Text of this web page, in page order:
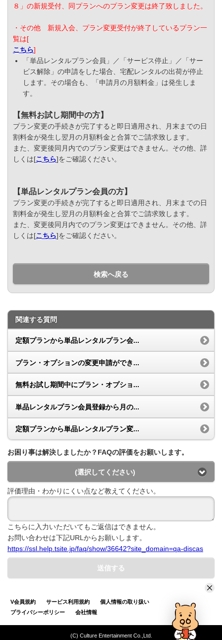
８」の新規受付、同プランへのプラン変更は終了致しました。
・その他 新規入会、プラン変更受付が終了しているプラン一
覧は[
こちら]
「単品レンタルプラン会員」／「サービス停止」／「サー
ビス解除」の申請をした場合、宅配レンタルの出荷が停止
します。その場合も、「申請月の月額料金」は発生しま
す。
【無料お試し期間中の方】
プラン変更の手続きが完了すると即日適用され、月末までの日
割料金が発生し翌月の月額料金と合算でご請求致します。
また、変更後同月内でのプラン変更はできません。その他、詳
しくは[こちら]をご確認ください。
【単品レンタルプラン会員の方】
プラン変更の手続きが完了すると即日適用され、月末までの日
割料金が発生し翌月の月額料金と合算でご請求致します。
また、変更後同月内でのプラン変更はできません。その他、詳
しくは[こちら]をご確認ください。
検索へ戻る
関連する質問
定額プランから単品レンタルプラン会...
プラン・オプションの変更申請ができ...
無料お試し期間中にプラン・オプショ...
単品レンタルプラン会員登録から月の...
定額プランから単品レンタルプラン変...
お困り事は解決しましたか？FAQの評価をお願いします。
(選択してください)
評価理由・わかりにくい点など教えてください。
こちらに入力いただいてもご返信はできません。
お問い合わせは下記URLからお願いします。
https://ssl.help.tsite.jp/faq/show/36642?site_domain=qa-discas
送信する
V会員規約 サービス利用規約
個人情報の取り扱い
プライバシーポリシー
会社情報
(C) Culture Entertainment Co.,Ltd.